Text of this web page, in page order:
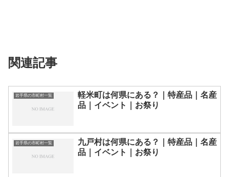
関連記事
岩手県の市町村一覧
軽米町は何県にある？｜特産品｜名産
品｜イベント｜お祭り
岩手県の市町村一覧
九戸村は何県にある？｜特産品｜名産
品｜イベント｜お祭り